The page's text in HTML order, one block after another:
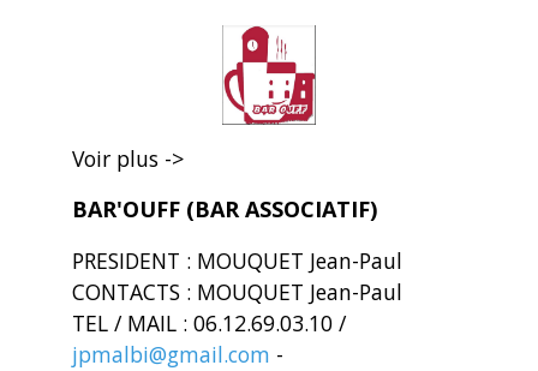
Voir plus ->
BAR'OUFF (BAR ASSOCIATIF)
PRESIDENT : MOUQUET Jean-Paul
CONTACTS : MOUQUET Jean-Paul
TEL / MAIL : 06.12.69.03.10 /
jpmalbi@gmail.com -